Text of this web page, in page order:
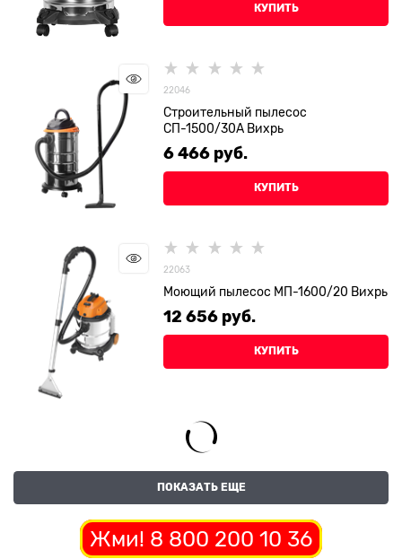
КУПИТЬ
22046
Строительный пылесос
СП-1500/30А Вихрь
6 466 руб.
КУПИТЬ
22063
Моющий пылесос МП-1600/20 Вихрь
12 656 руб.
КУПИТЬ
ПОКАЗАТЬ ЕЩЕ
Жми! 8 800 200 10 36